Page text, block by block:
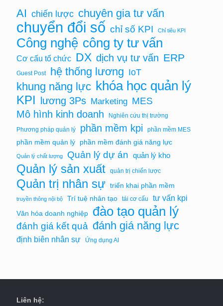
AI chiến lược chuyên gia tư vấn
chuyển đổi số chỉ số KPI Chỉ tiêu KPI
Công nghệ công ty tư vấn
Cơ cấu tổ chức DX dịch vụ tư vấn ERP
Guest Post hệ thống lương IoT
khung năng lực khóa học quản lý
KPI lương 3Ps Marketing MES
Mô hình kinh doanh
Nghiên cứu thị trường
Phương pháp quản lý
phần mềm kpi phần mềm MES
phần mềm quản lý phần mềm đánh giá năng lực
Quản lý chất lượng Quản lý dự án quản lý kho
Quản lý sản xuất quản trị chiến lược
Quản trị nhân sự triển khai phần mềm
truyền thông nội bộ Trí tuệ nhân tạo tái cơ cấu tư vấn kpi
Văn hóa doanh nghiệp đào tạo quản lý
đánh giá kết quả đánh giá năng lực
định biên nhân sự Ứng dụng AI
Liên hệ: